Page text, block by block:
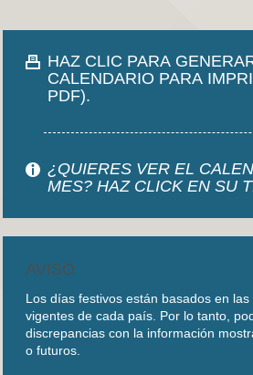
HAZ CLIC PARA
CALENDARIO PARA
PDF).
¿QUIERES VER EL
MES? HAZ CLICK EN SU
AVISO
Los días festivos están basados en
vigentes de cada país. Por lo tanto,
discrepancias con la información
o futuros.